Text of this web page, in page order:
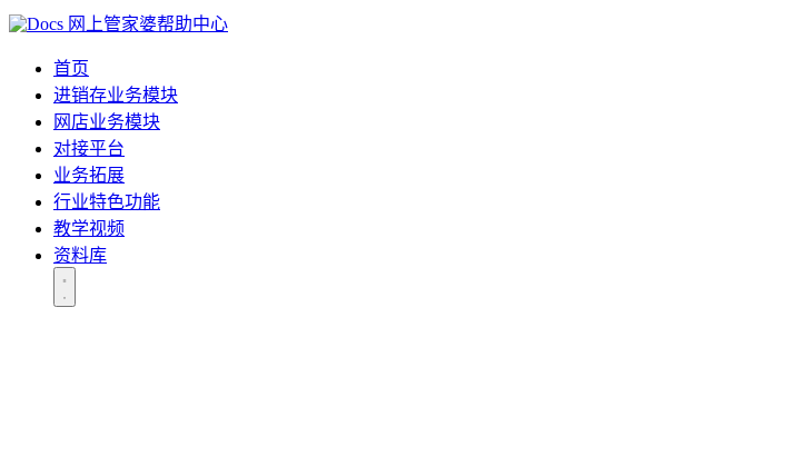
网上管家婆帮助中心
首页
进销存业务模块
网店业务模块
对接平台
业务拓展
行业特色功能
教学视频
资料库